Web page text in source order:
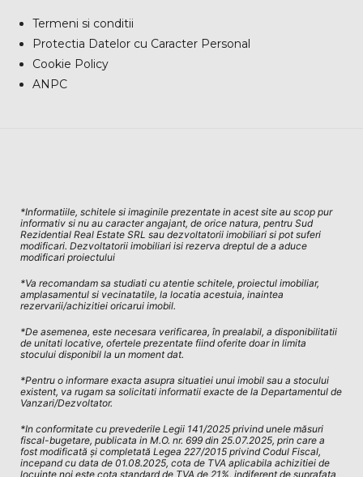
Termeni si conditii
Protectia Datelor cu Caracter Personal
Cookie Policy
ANPC
*Informatiile, schitele si imaginile prezentate in acest site au scop pur
informativ si nu au caracter angajant, de orice natura, pentru Sud
Rezidential Real Estate SRL sau dezvoltatorii imobiliari si pot suferi
modificari. Dezvoltatorii imobiliari isi rezerva dreptul de a aduce
modificari proiectului
*Va recomandam sa studiati cu atentie schitele, proiectul imobiliar,
amplasamentul si vecinatatile, la locatia acestuia, inaintea
rezervarii/achizitiei oricarui imobil.
*De asemenea, este necesara verificarea, în prealabil, a disponibilitatii
de unitati locative, ofertele prezentate fiind oferite doar in limita
stocului disponibil la un moment dat.
*Pentru o informare exacta asupra situatiei unui imobil sau a stocului
existent, va rugam sa solicitati informatii exacte de la Departamentul de
Vanzari/Dezvoltator.
*In conformitate cu prevederile Legii 141/2025 privind unele măsuri
fiscal-bugetare, publicata in M.O. nr. 699 din 25.07.2025, prin care a
fost modificată și completată Legea 227/2015 privind Codul Fiscal,
incepand cu data de 01.08.2025, cota de TVA aplicabila achizitiei de
locuinte noi este cota standard de TVA de 21%, indiferent de suprafața